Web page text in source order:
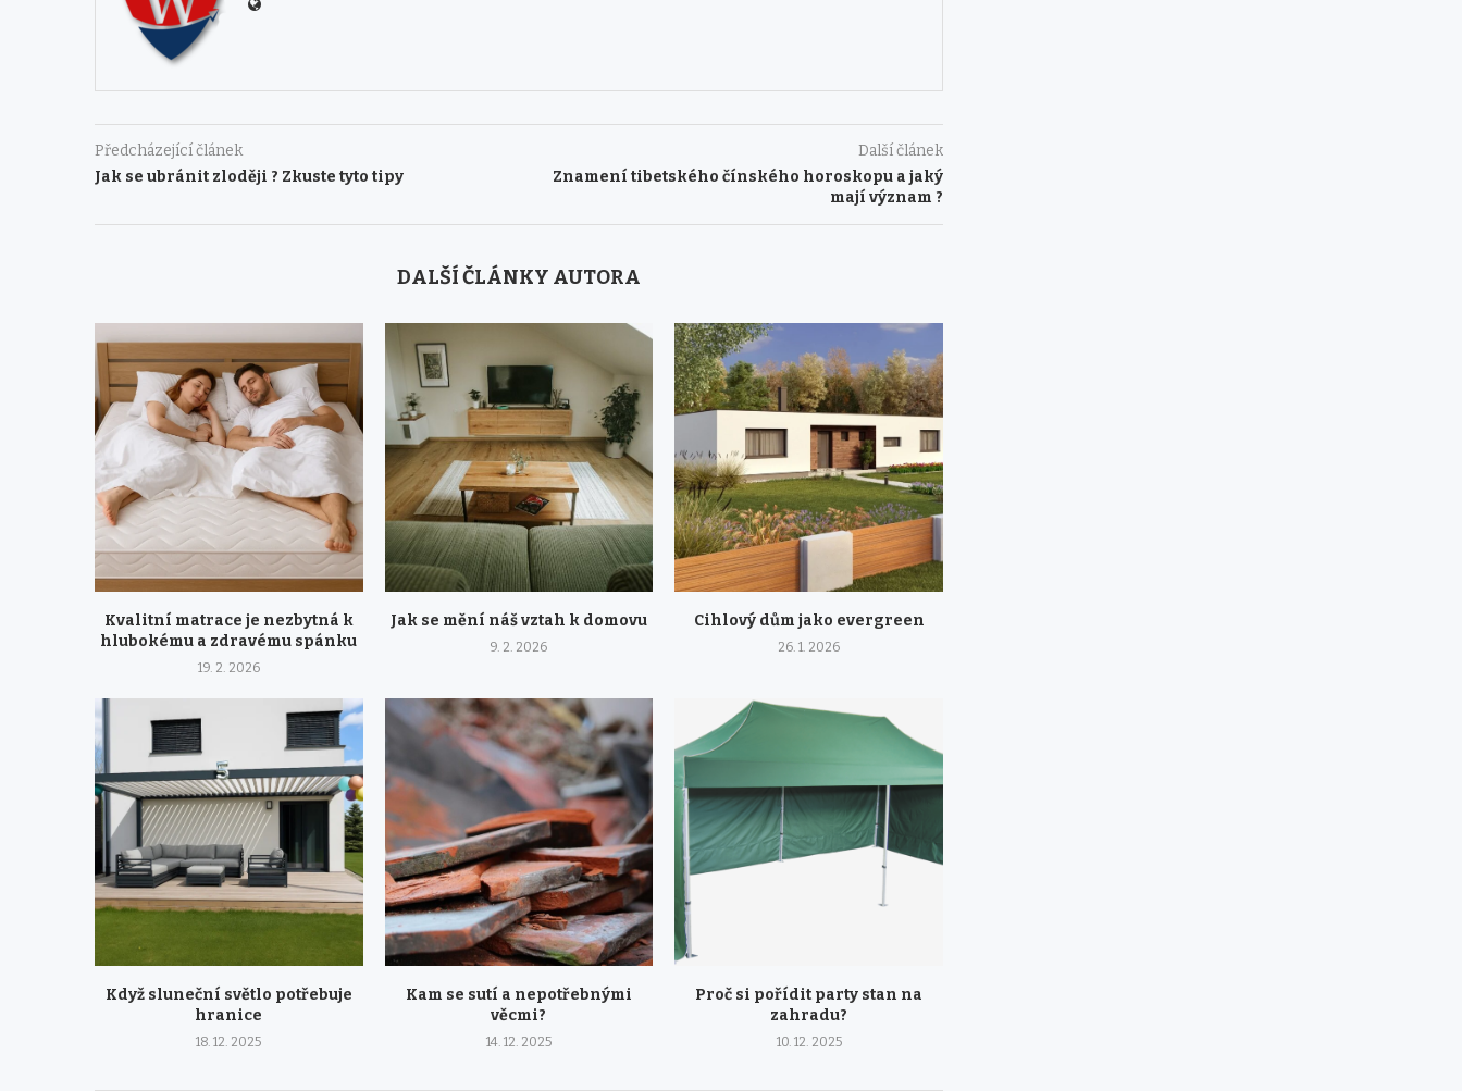
Předcházející článek
Jak se ubránit zloději ? Zkuste tyto tipy
Další článek
Znamení tibetského čínského horoskopu a jaký
mají význam ?
DALŠÍ ČLÁNKY AUTORA
Kvalitní matrace je nezbytná k
hlubokému a zdravému spánku
19. 2. 2026
Jak se mění náš vztah k domovu
9. 2. 2026
Cihlový dům jako evergreen
26. 1. 2026
Když sluneční světlo potřebuje
hranice
18. 12. 2025
Kam se sutí a nepotřebnými
věcmi?
14. 12. 2025
Proč si pořídit party stan na
zahradu?
10. 12. 2025